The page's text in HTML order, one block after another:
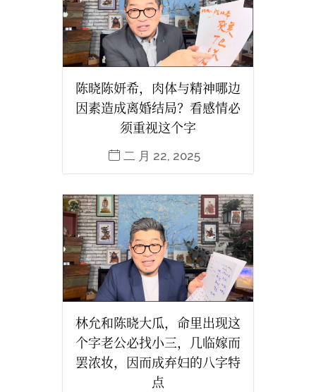
陈晓陈妍希，肉体与精神哪边
因素造成离婚结局？看感情必
须重视这个字
二 月 22, 2025
林允和陈晓大瓜，命里出现这
个字老公必找小三，几临嫁而
罢浓妆，因而成弃妇的八字特
点